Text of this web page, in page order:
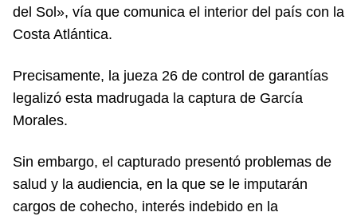
del Sol», vía que comunica el interior del país con la
Costa Atlántica.
Precisamente, la jueza 26 de control de garantías
legalizó esta madrugada la captura de García
Morales.
Sin embargo, el capturado presentó problemas de
salud y la audiencia, en la que se le imputarán
cargos de cohecho, interés indebido en la